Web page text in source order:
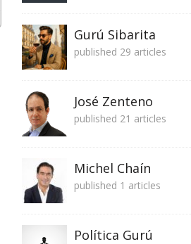
Gurú Sibarita
published 29 articles
José Zenteno
published 21 articles
Michel Chaín
published 1 articles
Política Gurú